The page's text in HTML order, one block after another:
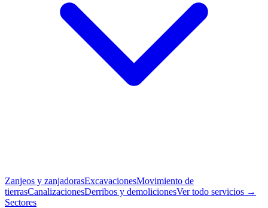
Zanjeos y zanjadorasExcavacionesMovimiento de
tierrasCanalizacionesDerribos y demolicionesVer todo servicios →
Sectores